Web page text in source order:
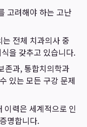
고려해야 하는 고난
전체 치과의사 중
을 갖추고 있습니다.
존과, 통합치의학과
있는 모든 구강 문제
이력은 세계적으로 인
명합니다.